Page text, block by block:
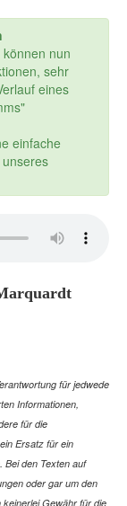
nun
sehr
eines
einfache
für jedwede
Informationen,
für die
Ersatz für ein
Bei den Texten auf
oder gar um den
Gewähr für die